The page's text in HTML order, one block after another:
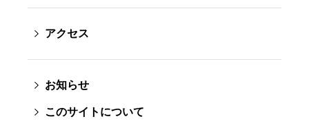
アクセス
お知らせ
このサイトについて